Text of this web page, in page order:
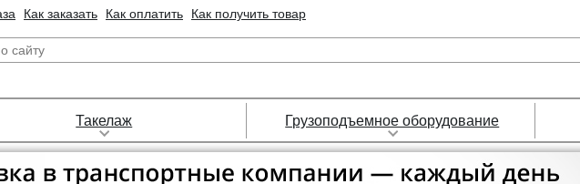
Как заказать Как оплатить Как получить товар
Такелаж Грузоподъемное оборудование